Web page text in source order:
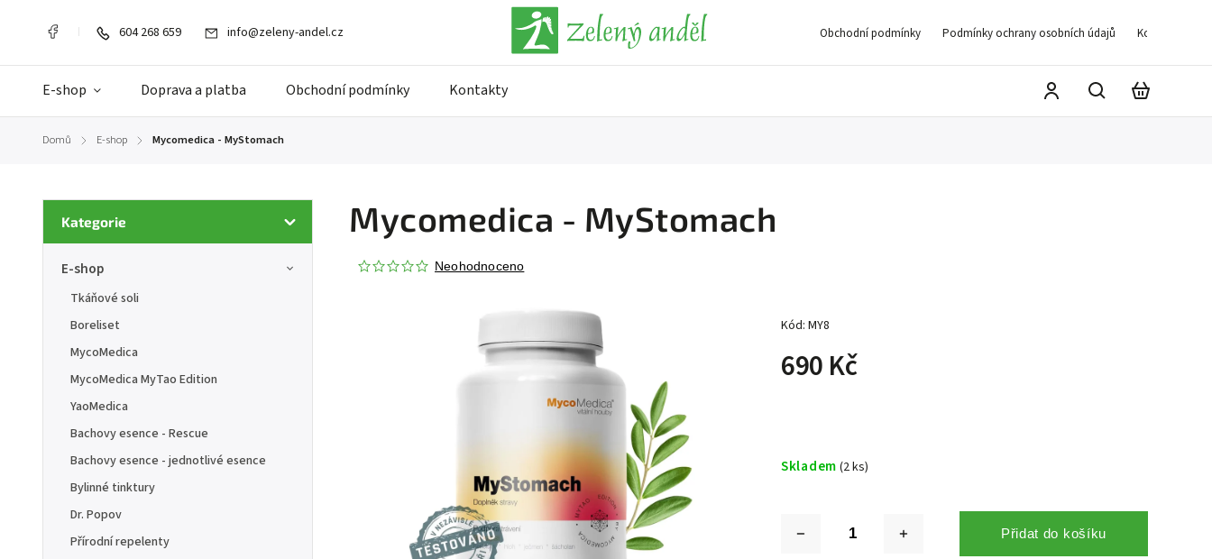
604 268 659 info@zeleny-andel.cz Obchodní podmínky Podmínky ochrany osobních údajů Kontakty
E-shop Doprava a platba Obchodní podmínky Kontakty
Domů / E-shop / Mycomedica - MyStomach
Kategorie
E-shop
Tkáňové soli
Boreliset
MycoMedica
MycoMedica MyTao Edition
YaoMedica
Bachovy esence - Rescue
Bachovy esence - jednotlivé esence
Bylinné tinktury
Dr. Popov
Přírodní repelenty
Mycomedica - MyStomach
Neohodnoceno
Kód: MY8
690 Kč
Skladem (2 ks)
Přidat do košíku